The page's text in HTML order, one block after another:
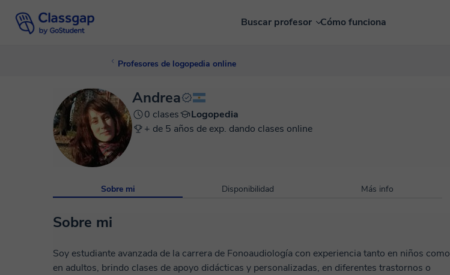
Buscar profesor Cómo funciona
Profesores de logopedia online
Andrea
0 clases
Logopedia
+ de 5 años de exp. dando clases online
Sobre mi Disponibilidad Más info
Sobre mi
Soy estudiante avanzada de la carrera de Fonoaudiología con experiencia tanto en niños como
en adultos, brindo clases de apoyo didácticas y personalizadas, en diferentes trastornos o